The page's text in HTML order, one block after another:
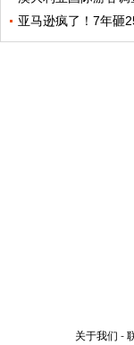
亚马逊疯了！7年砸
关于我们 -